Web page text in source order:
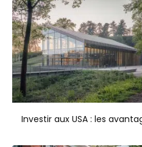
Investir aux USA : les